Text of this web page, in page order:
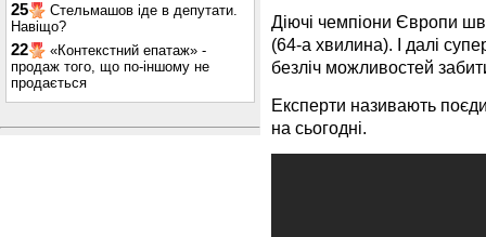
25
Стельмашов іде в депутати.
Навіщо?
22
«Контекстний епатаж» -
продаж того, що по-іншому не
продається
Діючі чемпіони Європи
(64-а хвилина). І далі
безліч можливостей
Експерти називають
на сьогодні.